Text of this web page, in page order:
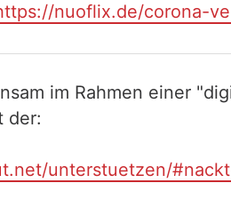
nuoflix.de/corona-
im Rahmen einer
der:
unterstuetzen/